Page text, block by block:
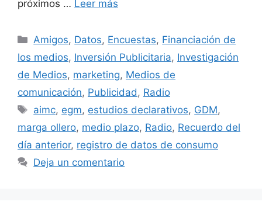
próximos … Leer más
Categorías
Amigos, Datos, Encuestas, Financiación de
los medios, Inversión Publicitaria, Investigación
de Medios, marketing, Medios de
comunicación, Publicidad , Radio
Etiquetas
aimc, egm, estudios declarativos, GDM,
marga ollero, medio plazo, Radio, Recuerdo del
día anterior, registro de datos de consumo
Deja un comentario